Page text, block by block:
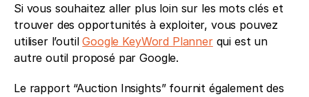
Si vous souhaitez aller plus loin sur les mots clés et
trouver des opportunités à exploiter, vous pouvez
utiliser l’outil Google KeyWord Planner qui est un
autre outil proposé par Google.
Le rapport “Auction Insights” fournit également des